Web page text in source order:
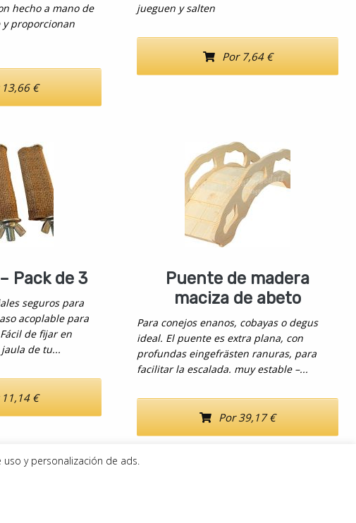
hecho a mano de
y proporcionan
€
jueguen y salten
Por 7,64 €
Pack de 3
seguros para
acoplable para
de fijar en
de tu...
€
Puente de madera
maciza de abeto
Para conejos enanos, cobayas o degus
ideal. El puente es extra plana, con
profundas eingefrästen ranuras, para
facilitar la escalada. muy estable –...
Por 39,17 €
y personalización de ads.